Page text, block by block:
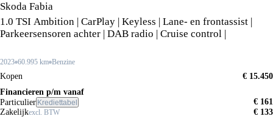
Skoda Fabia
1.0 TSI Ambition | CarPlay | Keyless | Lane- en frontassist |
Parkeersensoren achter | DAB radio | Cruise control |
2023 60.995 km Benzine
Kopen
€ 15.450
Financieren p/m vanaf
Particulier Krediettabel
€ 161
Zakelijkexcl. BTW
€ 133